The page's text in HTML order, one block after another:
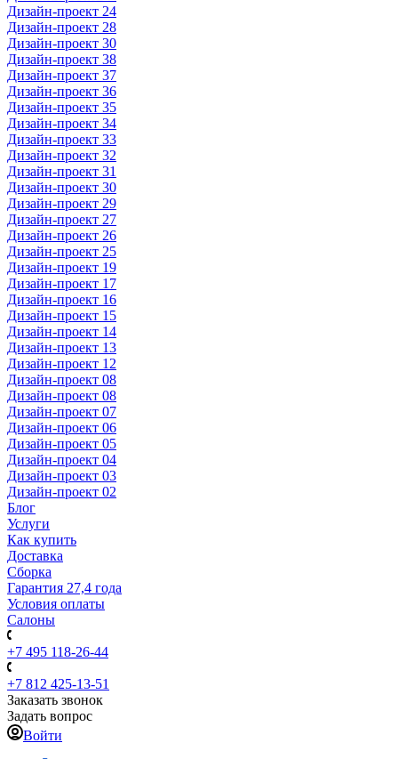
Дизайн-проект 24
Дизайн-проект 28
Дизайн-проект 30
Дизайн-проект 38
Дизайн-проект 37
Дизайн-проект 36
Дизайн-проект 35
Дизайн-проект 34
Дизайн-проект 33
Дизайн-проект 32
Дизайн-проект 31
Дизайн-проект 30
Дизайн-проект 29
Дизайн-проект 27
Дизайн-проект 26
Дизайн-проект 25
Дизайн-проект 19
Дизайн-проект 17
Дизайн-проект 16
Дизайн-проект 15
Дизайн-проект 14
Дизайн-проект 13
Дизайн-проект 12
Дизайн-проект 08
Дизайн-проект 08
Дизайн-проект 07
Дизайн-проект 06
Дизайн-проект 05
Дизайн-проект 04
Дизайн-проект 03
Дизайн-проект 02
Блог
Услуги
Как купить
Доставка
Сборка
Гарантия 27,4 года
Условия оплаты
Салоны
+7 495 118-26-44
+7 812 425-13-51
Заказать звонок
Задать вопрос
Войти